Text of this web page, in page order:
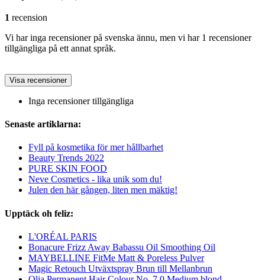
1 recension
Vi har inga recensioner på svenska ännu, men vi har 1 recensioner
tillgängliga på ett annat språk.
Visa recensioner
Inga recensioner tillgängliga
Senaste artiklarna:
Fyll på kosmetika för mer hållbarhet
Beauty Trends 2022
PURE SKIN FOOD
Neve Cosmetics - lika unik som du!
Julen den här gången, liten men mäktig!
Upptäck oh feliz:
L'ORÉAL PARIS
Bonacure Frizz Away Babassu Oil Smoothing Oil
MAYBELLINE FitMe Matt & Poreless Pulver
Magic Retouch Utväxtspray Brun till Mellanbrun